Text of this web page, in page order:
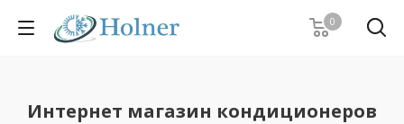
0
Интернет магазин кондиционеров